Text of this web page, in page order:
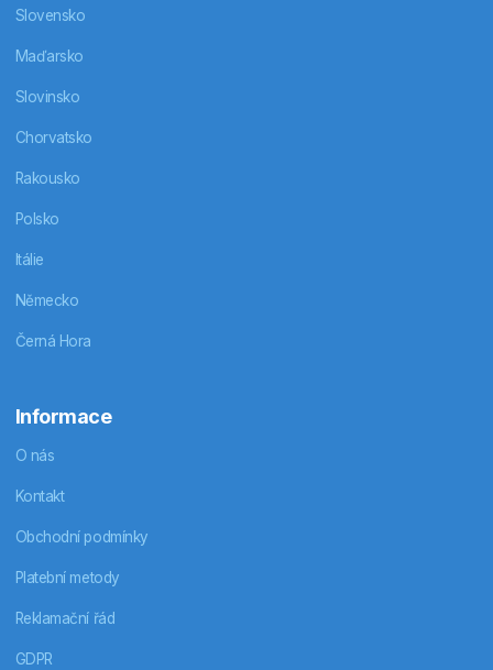
Slovensko
Maďarsko
Slovinsko
Chorvatsko
Rakousko
Polsko
Itálie
Německo
Černá Hora
Informace
O nás
Kontakt
Obchodní podmínky
Platební metody
Reklamační řád
GDPR